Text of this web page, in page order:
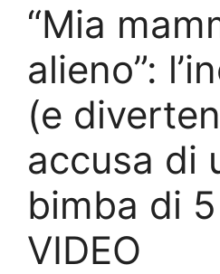
“Mia
alieno”:
(e
accusa di
bimba di
VIDEO